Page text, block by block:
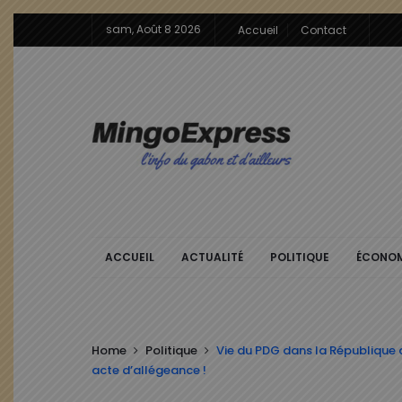
sam, Août 8 2026 Accueil Contact
ACCUEIL ACTUALITÉ POLITIQUE
Home Politique
Vie du PDG dans la
acte d’allégeance !